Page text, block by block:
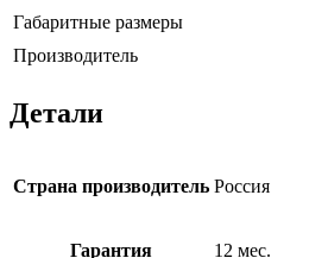
Габаритные размеры
Производитель
Детали
Страна производитель Россия
Гарантия 12 мес.